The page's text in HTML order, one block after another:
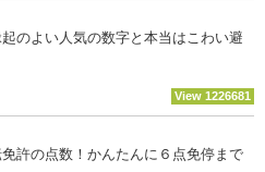
起のよい人気の数字と本当はこわい避
View 1226681
許の点数！かんたんに６点免停まで